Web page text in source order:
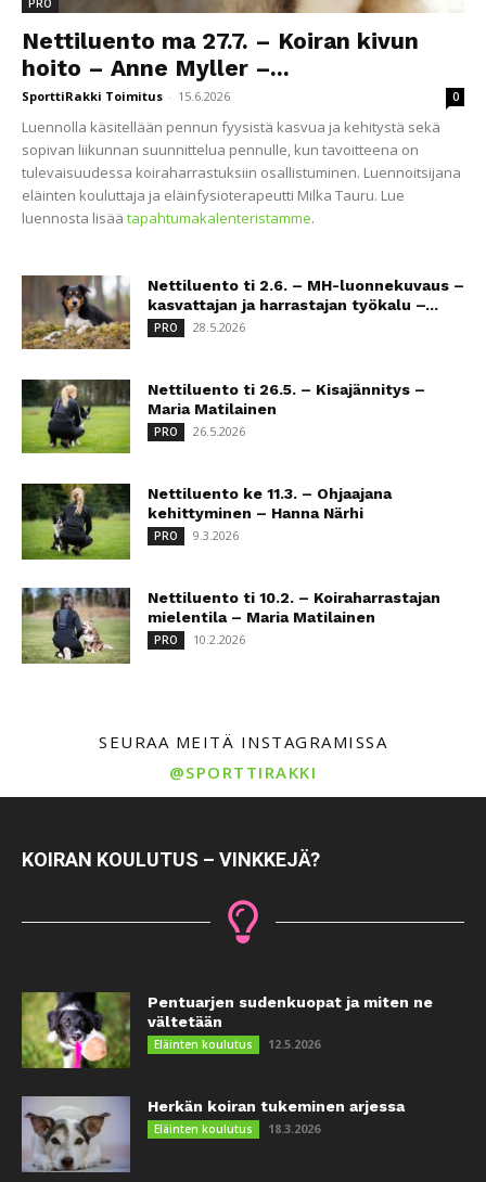
Nettiluento ma 27.7. – Koiran kivun
hoito – Anne Myller –...
SporttiRakki Toimitus - 15.6.2026 0
Luennolla käsitellään pennun fyysistä kasvua ja kehitystä sekä
sopivan liikunnan suunnittelua pennulle, kun tavoitteena on
tulevaisuudessa koiraharrastuksiin osallistuminen. Luennoitsijana
eläinten kouluttaja ja eläinfysioterapeutti Milka Tauru. Lue
luennosta lisää tapahtumakalenteristamme.
Nettiluento ti 2.6. – MH-luonnekuvaus –
kasvattajan ja harrastajan työkalu –...
PRO 28.5.2026
Nettiluento ti 26.5. – Kisajännitys –
Maria Matilainen
PRO 26.5.2026
Nettiluento ke 11.3. – Ohjaajana
kehittyminen – Hanna Närhi
PRO 9.3.2026
Nettiluento ti 10.2. – Koiraharrastajan
mielentila – Maria Matilainen
PRO 10.2.2026
SEURAA MEITÄ INSTAGRAMISSA
@SPORTTIRAKKI
KOIRAN KOULUTUS – VINKKEJÄ?
Pentuarjen sudenkuopat ja miten ne
vältetään
Eläinten koulutus 12.5.2026
Herkän koiran tukeminen arjessa
Eläinten koulutus 18.3.2026